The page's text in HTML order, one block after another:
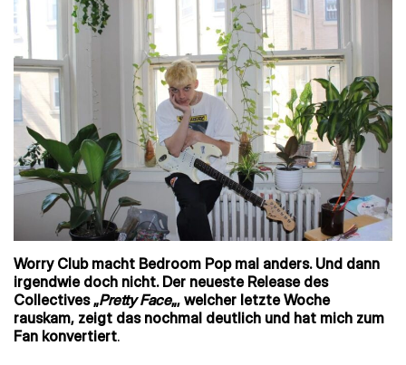
Worry Club macht Bedroom Pop mal anders. Und dann
irgendwie doch nicht. Der neueste Release des
Collectives „Pretty Face„, welcher letzte Woche
rauskam, zeigt das nochmal deutlich und hat mich zum
Fan konvertiert.